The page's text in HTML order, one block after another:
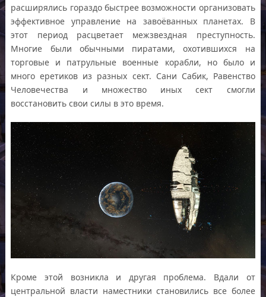
расширялись гораздо быстрее возможности организовать
эффективное управление на завоёванных планетах. В
этот период расцветает межзвездная преступность.
Многие были обычными пиратами, охотившихся на
торговые и патрульные военные корабли, но было и
много еретиков из разных сект. Сани Сабик, Равенство
Человечества и множество иных сект смогли
восстановить свои силы в это время.
Кроме этой возникла и другая проблема. Вдали от
центральной власти наместники становились все более